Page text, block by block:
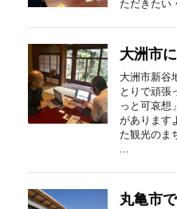
ただきたい
大洲市
大洲市新谷
とりで頑張
っと可哀想
があります
た観光のま
...
丸亀市